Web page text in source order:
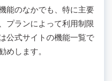
能のなかでも、特に主要
プランによって利用制限
公式サイトの機能一覧で
めします。